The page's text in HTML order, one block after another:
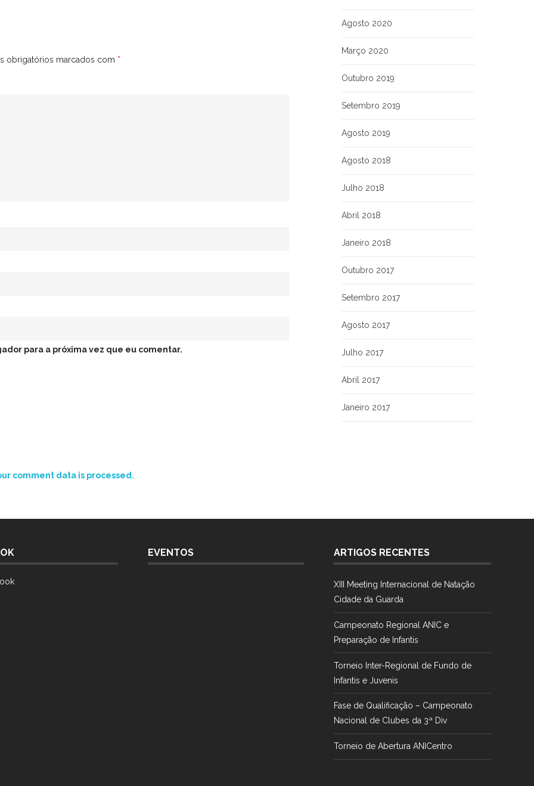
obrigatórios marcados com *
para a próxima vez que eu comentar.
comment data is processed.
Agosto 2020
Março 2020
Outubro 2019
Setembro 2019
Agosto 2019
Agosto 2018
Julho 2018
Abril 2018
Janeiro 2018
Outubro 2017
Setembro 2017
Agosto 2017
Julho 2017
Abril 2017
Janeiro 2017
EVENTOS ARTIGOS RECENTES
XIII Meeting Internacional de Natação
Cidade da Guarda
Campeonato Regional ANIC e
Preparação de Infantis
Torneio Inter-Regional de Fundo de
Infantis e Juvenis
Fase de Qualificação – Campeonato
Nacional de Clubes da 3ª Div
Torneio de Abertura ANICentro